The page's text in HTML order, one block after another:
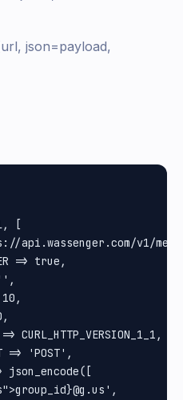
json=payload,
[
api.wassenger.com/v1/
=> true,
CURL_HTTP_VERSION_1_1,
=> 'POST',
json_encode([